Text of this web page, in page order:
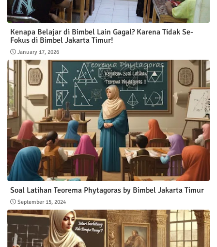
Kenapa Belajar di Bimbel Lain Gagal? Karena Tidak Se-
Fokus di Bimbel Jakarta Timur!
January 17, 2026
Soal Latihan Teorema Phytagoras by Bimbel Jakarta Timur
September 15, 2024